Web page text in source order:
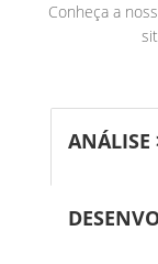
Conheça a
ANÁLISE